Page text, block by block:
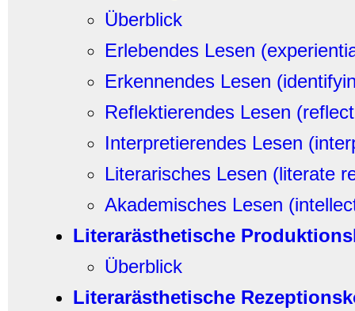
Überblick
Erlebendes Lesen
Erkennendes Lesen
Reflektierendes Lesen
Interpretierendes Lesen
Literarisches Lesen (literate
Akademisches Lesen
Literarästhetische
Überblick
Literarästhetische